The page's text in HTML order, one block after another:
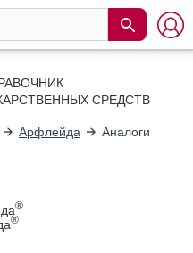
СРЕДСТВ
Арфлейда Аналоги
®
®